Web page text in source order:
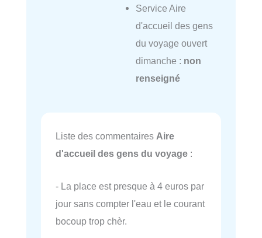
Service Aire
d'accueil des gens
du voyage ouvert
dimanche : non
renseigné
Liste des commentaires Aire
d'accueil des gens du voyage :
- La place est presque à 4 euros par
jour sans compter l'eau et le courant
bocoup trop chèr.